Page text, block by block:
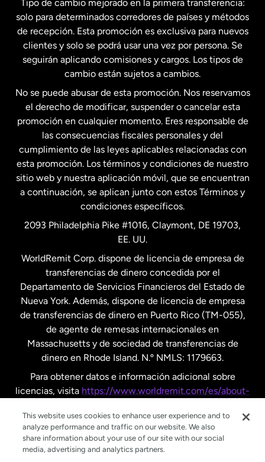
Estados Unidos English
Estados Unidos Español
Francia
Malasia
Nueva Zelanda
Países Bajos
Suecia
Tipo de cambio mejorado en la primera transferencia:
solo para determinados corredores de países y métodos
de recepción. Esta promoción es exclusiva para nuevos
clientes y solo se podrá usar una vez por persona. Se
seguirán aplicando comisiones y cargos. Los tipos de
cambio están sujetos a cambios.
No se puede abusar de esta promoción. Nos reservamos
el derecho de modificar, suspender o cancelar esta
promoción en cualquier momento. Eres responsable de
las consecuencias fiscales personales y del
cumplimiento de las leyes aplicables relacionadas con
esta promoción. Los términos y condiciones de nuestro
sitio web y nuestra aplicación móvil, que se encuentran
a continuación, se aplican junto con estos Términos y
condiciones específicos.
2093 Philadelphia Pike #1016, Claymont, DE 19703,
EE. UU.
WorldRemit Corp. dispone de licencia de empresa de
transferencias de dinero concedida por el
Departamento de Servicios Financieros del Estado de
Nueva York. Además, dispone de licencia de empresa
de transferencias de dinero en Puerto Rico (TM-055),
de agente de remesas internacionales en
Massachusetts y de sociedad de transferencias de
dinero en Rhode Island. N.º NMLS: 1179663.
Para obtener datos e información adicional sobre
licencias, visita https://www.worldremit.com/es/about-
This website uses cookies to enhance user experience and to
analyze performance and traffic on our website. We also
share information about your use of our site with our social
media, advertising and analytics partners.